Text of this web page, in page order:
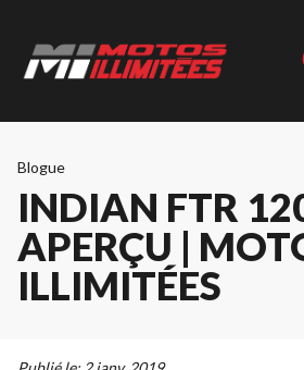
Blogue
INDIAN FTR
APERÇU |
ILLIMITÉES